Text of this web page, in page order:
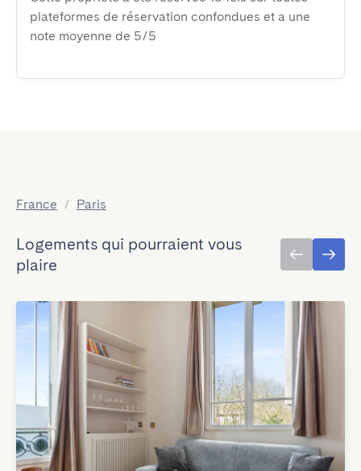
plateformes de réservation confondues et a une
note moyenne de 5/5
France / Paris
Logements qui pourraient vous
plaire